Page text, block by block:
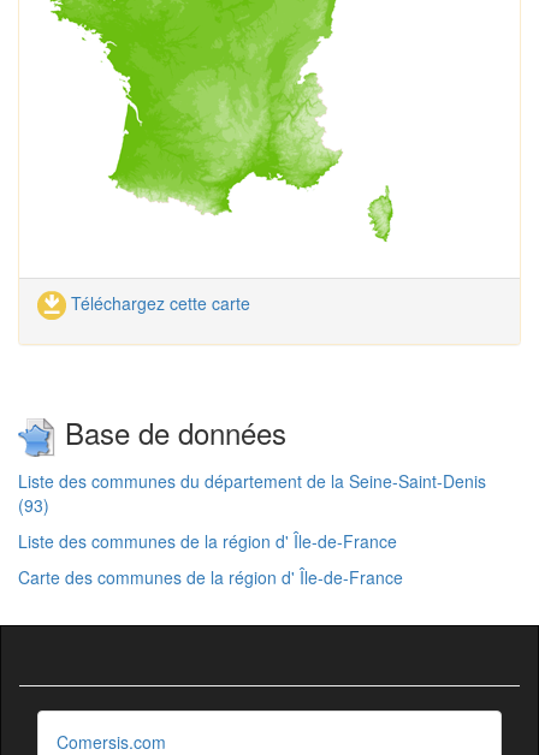
Téléchargez cette carte
Base de données
Liste des communes du département de la Seine-Saint-Denis
(93)
Liste des communes de la région d' Île-de-France
Carte des communes de la région d' Île-de-France
Comersis.com